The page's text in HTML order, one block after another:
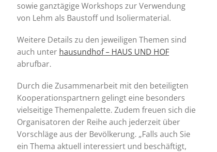
sowie ganztägige Workshops zur Verwendung
von Lehm als Baustoff und Isoliermaterial.
Weitere Details zu den jeweiligen Themen sind
auch unter hausundhof – HAUS UND HOF
abrufbar.
Durch die Zusammenarbeit mit den beteiligten
Kooperationspartnern gelingt eine besonders
vielseitige Themenpalette. Zudem freuen sich die
Organisatoren der Reihe auch jederzeit über
Vorschläge aus der Bevölkerung. „Falls auch Sie
ein Thema aktuell interessiert und beschäftigt,